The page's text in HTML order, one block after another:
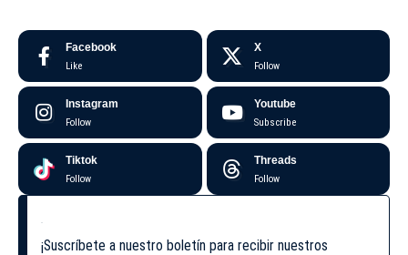
Facebook
Like
X
Follow
Instagram
Follow
Youtube
Subscribe
Tiktok
Follow
Threads
Follow
¡Suscríbete a nuestro boletín para recibir nuestros